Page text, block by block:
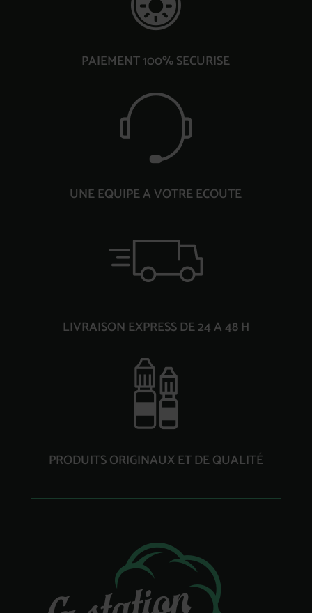
PAIEMENT 100% SECURISE
UNE EQUIPE A VOTRE ECOUTE
LIVRAISON EXPRESS DE 24 A 48 H
PRODUITS ORIGINAUX ET DE QUALITÉ